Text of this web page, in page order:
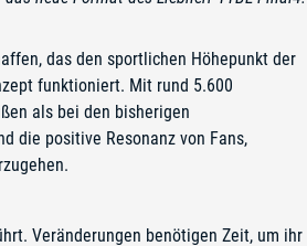
das den sportlichen Höhepunkt der
funktioniert. Mit rund 5.600
als bei den bisherigen
die positive Resonanz von Fans,
Veränderungen benötigen Zeit, um ihr